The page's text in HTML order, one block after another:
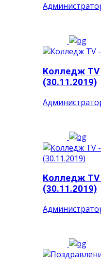
Колледж TV
(30.11.2019)
Колледж TV
(30.11.2019)